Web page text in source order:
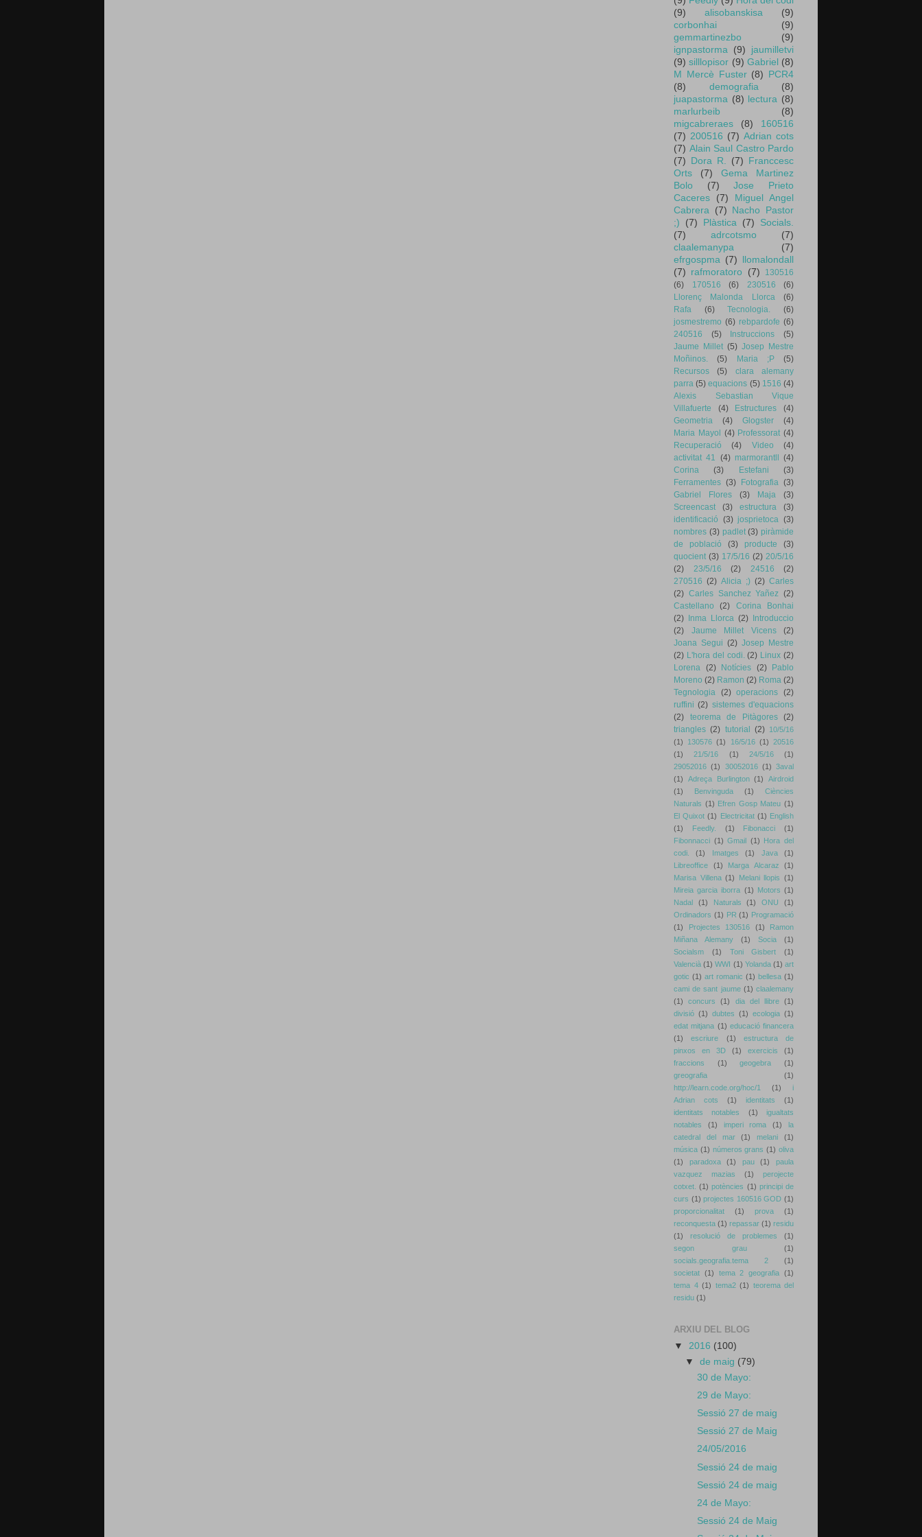
(9)
alisobanskisa
(9)
corbonhai
(9)
gemmartinezbo
(9)
ignpastorma
(9)
jaumilletvi
(9) silllopisor (9) Gabriel (8)
M Mercè Fuster (8) PCR4
(8)
demografia
(8)
juapastorma (8) lectura (8)
marlurbeib
(8)
migcabreraes
(8)
160516
(7) 200516 (7) Adrian cots
(7) Alain Saul Castro Pardo
(7) Dora R. (7) Franccesc
Orts
(7)
Gema Martinez
Bolo
(7)
Jose Prieto
Caceres
(7)
Miguel Angel
Cabrera
(7) Nacho Pastor
;)
(7) Plàstica (7)
Socials.
(7)
adrcotsmo
(7)
claalemanypa
(7)
efrgospma (7) llomalondall
(7) rafmoratoro (7)
130516
(6)
170516 (6) 230516
(6)
Llorenç Malonda Llorca
(6)
Rafa
(6) Tecnologia.
(6)
josmestremo (6) rebpardofe (6)
240516
(5) Instruccions
(5)
Jaume Millet (5) Josep Mestre
Moñinos.
(5) Maria ;P
(5)
Recursos
(5)
clara alemany
parra (5) equacions (5) 1516 (4)
Alexis Sebastian Vique
Villafuerte
(4) Estructures
(4)
Geometria
(4) Glogster
(4)
Maria Mayol (4) Professorat (4)
Recuperació
(4) Video
(4)
activitat 41
(4) marmorantll (4)
Corina
(3) Estefani
(3)
Ferramentes (3) Fotografia (3)
Gabriel Flores
(3) Maja
(3)
Screencast
(3) estructura
(3)
identificació (3) josprietoca (3)
nombres (3) padlet (3) piràmide
de població
(3) producte
(3)
quocient (3) 17/5/16 (2) 20/5/16
(2)
23/5/16 (2) 24516
(2)
270516 (2) Alicia ;) (2) Carles
(2) Carles Sanchez Yañez (2)
Castellano
(2)
Corina Bonhai
(2) Inma Llorca (2) Introduccio
(2)
Jaume Millet Vicens
(2)
Joana Segui (2) Josep Mestre
(2) L'hora del codi. (2) Linux (2)
Lorena
(2) Notícies (2)
Pablo
Moreno (2) Ramon (2) Roma (2)
Tegnologia
(2) operacions (2)
ruffini (2) sistemes d'equacions
(2)
teorema de Pitàgores
(2)
triangles (2) tutorial (2)
10/5/16
(1)
130576 (1) 16/5/16 (1) 20516
(1)
21/5/16 (1) 24/5/16
(1)
29052016 (1) 30052016 (1) 3aval
(1)
Adreça Burlington (1)
Airdroid
(1)
Benvinguda (1)
Ciències
Naturals (1) Efren Gosp Mateu (1)
El Quixot (1) Electricitat (1) English
(1)
Feedly. (1) Fibonacci
(1)
Fibonnacci (1) Gmail (1) Hora del
codi.
(1) Imatges (1) Java
(1)
Libreoffice
(1) Marga Alcaraz
(1)
Marisa Villena (1) Melani llopis (1)
Mireia garcia iborra (1) Motors (1)
Nadal
(1) Naturals (1) ONU
(1)
Ordinadors (1) PR (1) Programació
(1)
Projectes 130516 (1)
Ramon
Miñana Alemany
(1) Socia
(1)
Socialsm
(1) Toni Gisbert
(1)
Valencià (1) WWI (1) Yolanda (1) art
gotic (1) art romanic (1) bellesa (1)
cami de sant jaume (1) claalemany
(1)
concurs (1) dia del llibre (1)
divisió (1) dubtes (1) ecologia (1)
edat mitjana (1) educació financera
(1)
escriure (1)
estructura de
pinxos en 3D
(1) exercicis
(1)
fraccions
(1) geogebra
(1)
greografia
(1)
http://learn.code.org/hoc/1
(1)
i
Adrian cots
(1) identitats
(1)
identitats notables
(1)
igualtats
notables
(1) imperi roma (1)
la
catedral del mar
(1) melani
(1)
música (1) números grans (1) oliva
(1)
paradoxa (1) pau (1)
paula
vazquez mazias
(1)
perojecte
cotxet.
(1) potències (1) principi de
curs (1) projectes 160516 GOD (1)
proporcionalitat
(1) prova
(1)
reconquesta (1) repassar (1) residu
(1)
resolució de problemes
(1)
segon grau
(1)
socials.geografia.tema 2
(1)
societat (1) tema 2 geografia (1)
tema 4 (1) tema2 (1) teorema del
residu (1)
ARXIU DEL BLOG
▼ 2016 (100)
▼de maig (79)
30 de Mayo:
29 de Mayo:
Sessió 27 de maig
Sessió 27 de Maig
24/05/2016
Sessió 24 de maig
Sessió 24 de maig
24 de Mayo:
Sessió 24 de Maig